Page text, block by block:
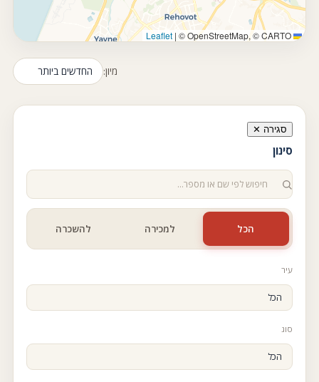
| © OpenStreetMap, © CARTO
מיון:
סגירה ✕
סינון
הכל למכירה להשכרה
עיר
סוג